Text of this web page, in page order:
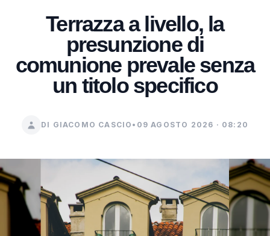
Terrazza a livello, la
presunzione di
comunione prevale senza
un titolo specifico
DI GIACOMO CASCIO • 09 AGOSTO 2026 · 08:20